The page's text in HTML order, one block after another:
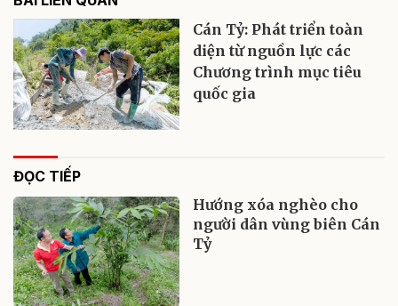
Cán Tỷ: Phát triển toàn
diện từ nguồn lực các
Chương trình mục tiêu
quốc gia
ĐỌC TIẾP
Hướng xóa nghèo cho
người dân vùng biên Cán
Tỷ